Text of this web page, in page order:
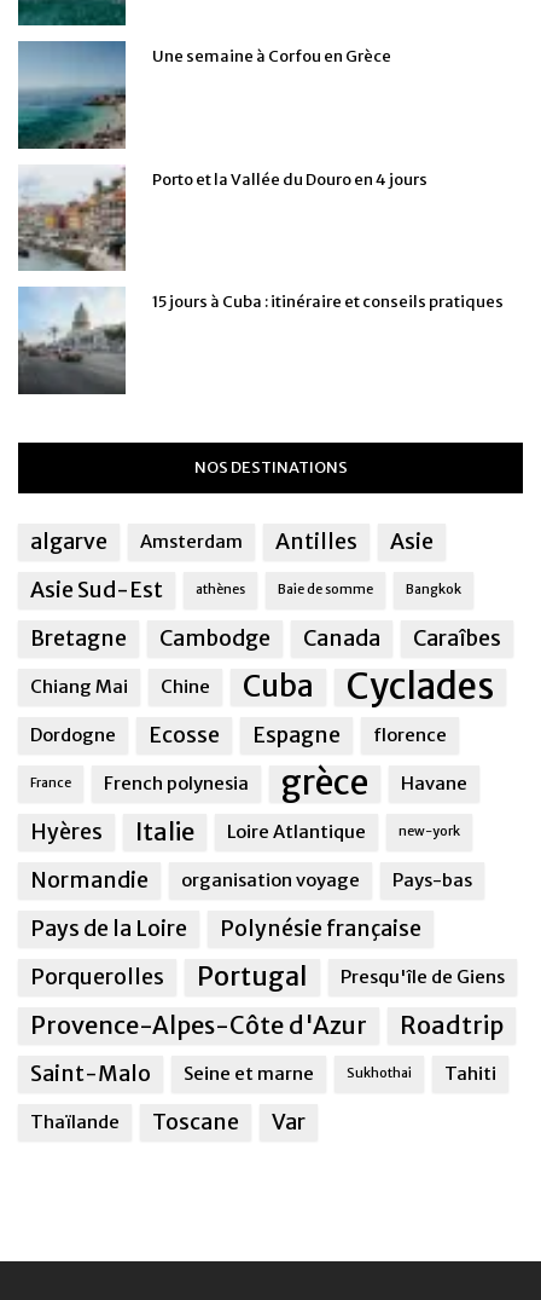
Une semaine à Corfou en Grèce
Porto et la Vallée du Douro en 4 jours
15 jours à Cuba : itinéraire et conseils pratiques
NOS DESTINATIONS
algarve Amsterdam Antilles
Asie
Asie Sud-Est
athènes Baie de somme Bangkok
Bretagne Cambodge Canada Caraîbes
Chiang Mai Chine Cuba Cyclades
Dordogne Ecosse Espagne florence
France French polynesia grèce Havane
Hyères Italie Loire Atlantique new-york
Normandie organisation voyage Pays-bas
Pays de la Loire
Polynésie française
Porquerolles
Portugal Presqu'île de Giens
Provence-Alpes-Côte d'Azur Roadtrip
Saint-Malo Seine et marne Sukhothai Tahiti
Thaïlande Toscane Var